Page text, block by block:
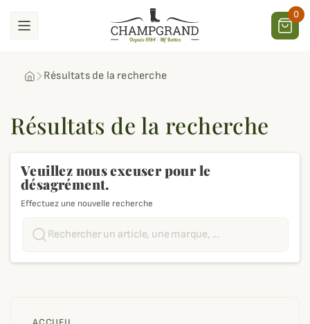
0
Résultats de la recherche
Résultats de la recherche
Veuillez nous excuser pour le
désagrément.
Effectuez une nouvelle recherche